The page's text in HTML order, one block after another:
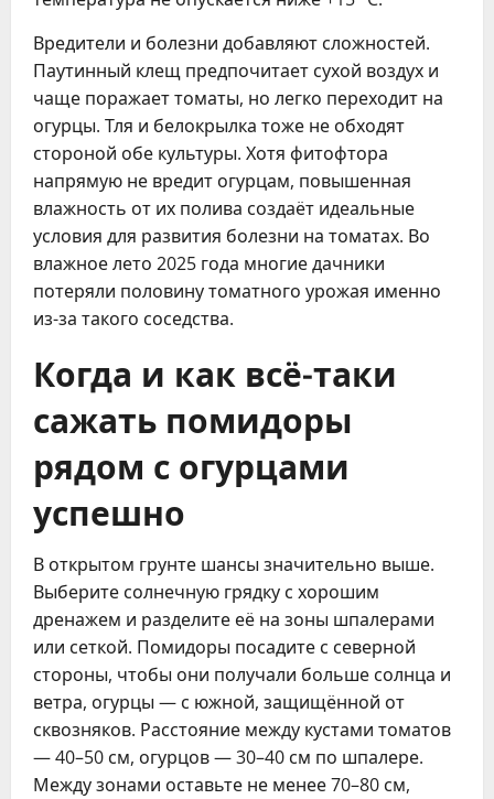
Вредители и болезни добавляют сложностей.
Паутинный клещ предпочитает сухой воздух и
чаще поражает томаты, но легко переходит на
огурцы. Тля и белокрылка тоже не обходят
стороной обе культуры. Хотя фитофтора
напрямую не вредит огурцам, повышенная
влажность от их полива создаёт идеальные
условия для развития болезни на томатах. Во
влажное лето 2025 года многие дачники
потеряли половину томатного урожая именно
из-за такого соседства.
Когда и как всё-таки
сажать помидоры
рядом с огурцами
успешно
В открытом грунте шансы значительно выше.
Выберите солнечную грядку с хорошим
дренажем и разделите её на зоны шпалерами
или сеткой. Помидоры посадите с северной
стороны, чтобы они получали больше солнца и
ветра, огурцы — с южной, защищённой от
сквозняков. Расстояние между кустами томатов
— 40–50 см, огурцов — 30–40 см по шпалере.
Между зонами оставьте не менее 70–80 см,